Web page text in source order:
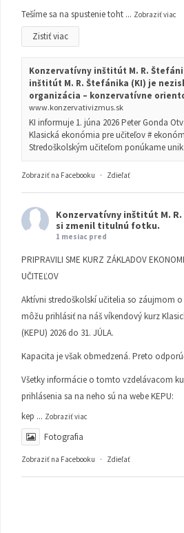
Tešíme sa na spustenie toht ... Zobraziť viac
Zistiť viac
Konzervatívny inštitút M. R.
inštitút M. R. Štefánika (KI) je
organizácia – konzervatívne
www.konzervativizmus.sk
KI informuje 1. júna 2026 Peter Gonda
Klasická ekonómia pre učiteľov #
Stredoškolským učiteľom ponúkame
Zobraziť na Facebooku · Zdieľať
Konzervatívny inštitút M.
si zmenil titulnú fotku.
1 mesiac pred
PRIPRAVILI SME KURZ ZÁKLADOV
UČITEĽOV
Aktívni stredoškolskí učitelia so záujmom
môžu prihlásiť na náš víkendový kurz
(KEPU) 2026 do 31. JÚLA.
Kapacita je však obmedzená. Preto
Všetky informácie o tomto vzdelávacom
prihlásenia sa na neho sú na webe KEPU:
kep ... Zobraziť viac
Fotografia
Zobraziť na Facebooku · Zdieľať